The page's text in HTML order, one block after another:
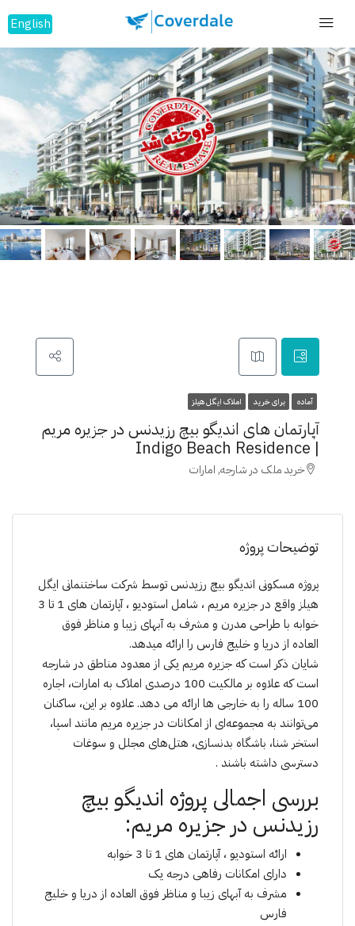
English
آماده برای خرید املاک ایگل هیلز
آپارتمان های اندیگو بیچ رزیدنس در جزیره مریم
| Indigo Beach Residence
خرید ملک در شارجه, امارات
توضیحات پروژه
پروژە مسکونی اندیگو بیچ رزیدنس توسط شرکت ساختنمانی ایگل
هیلز واقع در جزیرە مریم ، شامل استودیو ، آپارتمان های 1 تا 3
خوابە با طراحی مدرن و مشرف به آبهای زیبا و مناظر فوق
العاده از دریا و خلیج فارس را ارائە میدهد.
شایان ذکر است که جزیره مریم یکی از معدود مناطق در شارجه
است که علاوه بر مالکیت 100 درصدی املاک به امارات، اجاره
100 ساله را به خارجی ها ارائه می دهد. علاوه بر این، ساکنان
می‌توانند به مجموعه‌ای از امکانات در جزیره مریم مانند اسپا،
استخر شنا، باشگاه بدنسازی، هتل‌های مجلل و سوغات
دسترسی داشته باشند .
بررسی اجمالی پروژە اندیگو بیچ
رزیدنس در جزیره مریم:
ارائە استودیو ، آپارتمان های 1 تا 3 خوابە
دارای امکانات رفاهی درجە یک
مشرف به آبهای زیبا و مناظر فوق العاده از دریا و خلیج
فارس